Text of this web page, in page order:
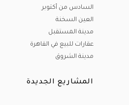
السادس من أكتوبر
العين السخنة
مدينة المستقبل
عقارات للبيع في القاهرة
مدينة الشروق
المشاريع الجديدة